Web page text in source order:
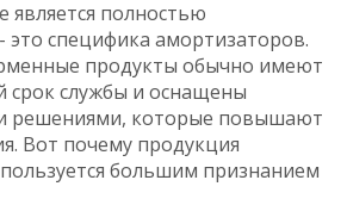
является полностью
специфика амортизаторов.
продукты обычно имеют
срок службы и оснащены
решениями, которые повышают
Вот почему продукция
большим признанием